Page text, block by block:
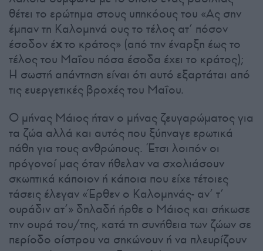
θέτει το ερώτημα στους υπηκόους του «Ας σην
έμπαν τη Καλομηνά ους το τέλος ατ’ πόσον
έσοδον έχτο κράτος» (από την έναρξη έως το
τέλος του Μαΐου πόσα έσοδα έχει το κράτος);
Η σωστή απάντηση είναι ότι αυτό εξαρτάται από
τις ευεργετικές βροχές του Μαΐου.
Ο μήνας Μάιος ήταν ο μήνας ζευγαρώματος για
τα ζώα αλλά και αυτός που ξύπναγε ερωτικά
πάθη για τους ανθρώπους. Έτσι λοιπόν οι
πρόγονοί μας όταν ήθελαν να σχολιάσουν
σκωπτικά κάποιον ή κάποια που είχε τέτοιες
τάσεις έλεγαν «Έρθεν ο Καλομηνάς- αν’ τ’
ουράδιν ατ’» δηλαδή ήρθε ο Μάιος και σήκωσε
την ουρά του/της, κατά τη συνήθεια των ζώων σε
περίοδο οίστρου να σηκώνουν ή να πλευρίζουν